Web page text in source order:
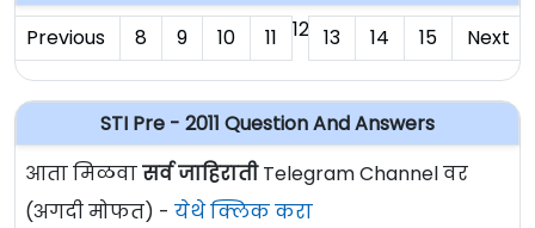
Previous
8 9 10 11 12 13 14 15 Next
STI Pre - 2011 Question And Answers
आता मिळवासर्व जाहिरातीTelegram Channel वर
(अगदी मोफत) - येथे क्लिक करा